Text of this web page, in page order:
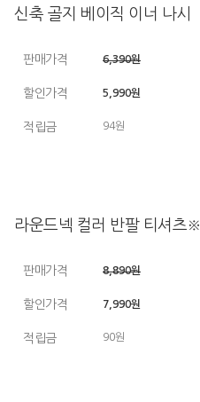
신축 골지 베이직 이너 나시
판매가격 6,390원
할인가격 5,990원
적립금 94원
라운드넥 컬러 반팔 티셔츠※
판매가격 8,890원
할인가격 7,990원
적립금 90원